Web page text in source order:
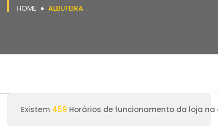
HOME ALBUFEIRA
Existem 459 Horários de funcionamento da loja na